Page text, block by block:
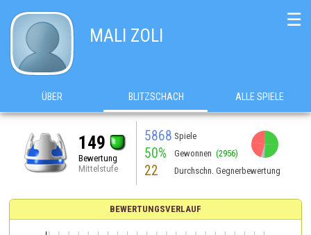
MALI ZOLI
☰
ÜBER BLITZSCHACH ALLE SPIELE
149
Bewertung
Mittelstufe
5868 Spiele
50% Gewonnen (2956)
22 Durchschn. Gegnerbewertung
BEWERTUNGSVERLAUF